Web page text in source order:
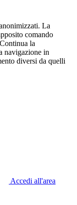
La
comando
la
navigazione in
diversi da quelli
Accedi all'area